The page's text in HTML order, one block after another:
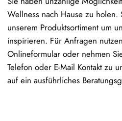
Wellness nach Hause zu holen.
unserem Produktsortiment um
inspirieren. Für Anfragen
Onlineformular oder nehmen
Telefon oder E-Mail Kontakt zu
auf ein ausführliches